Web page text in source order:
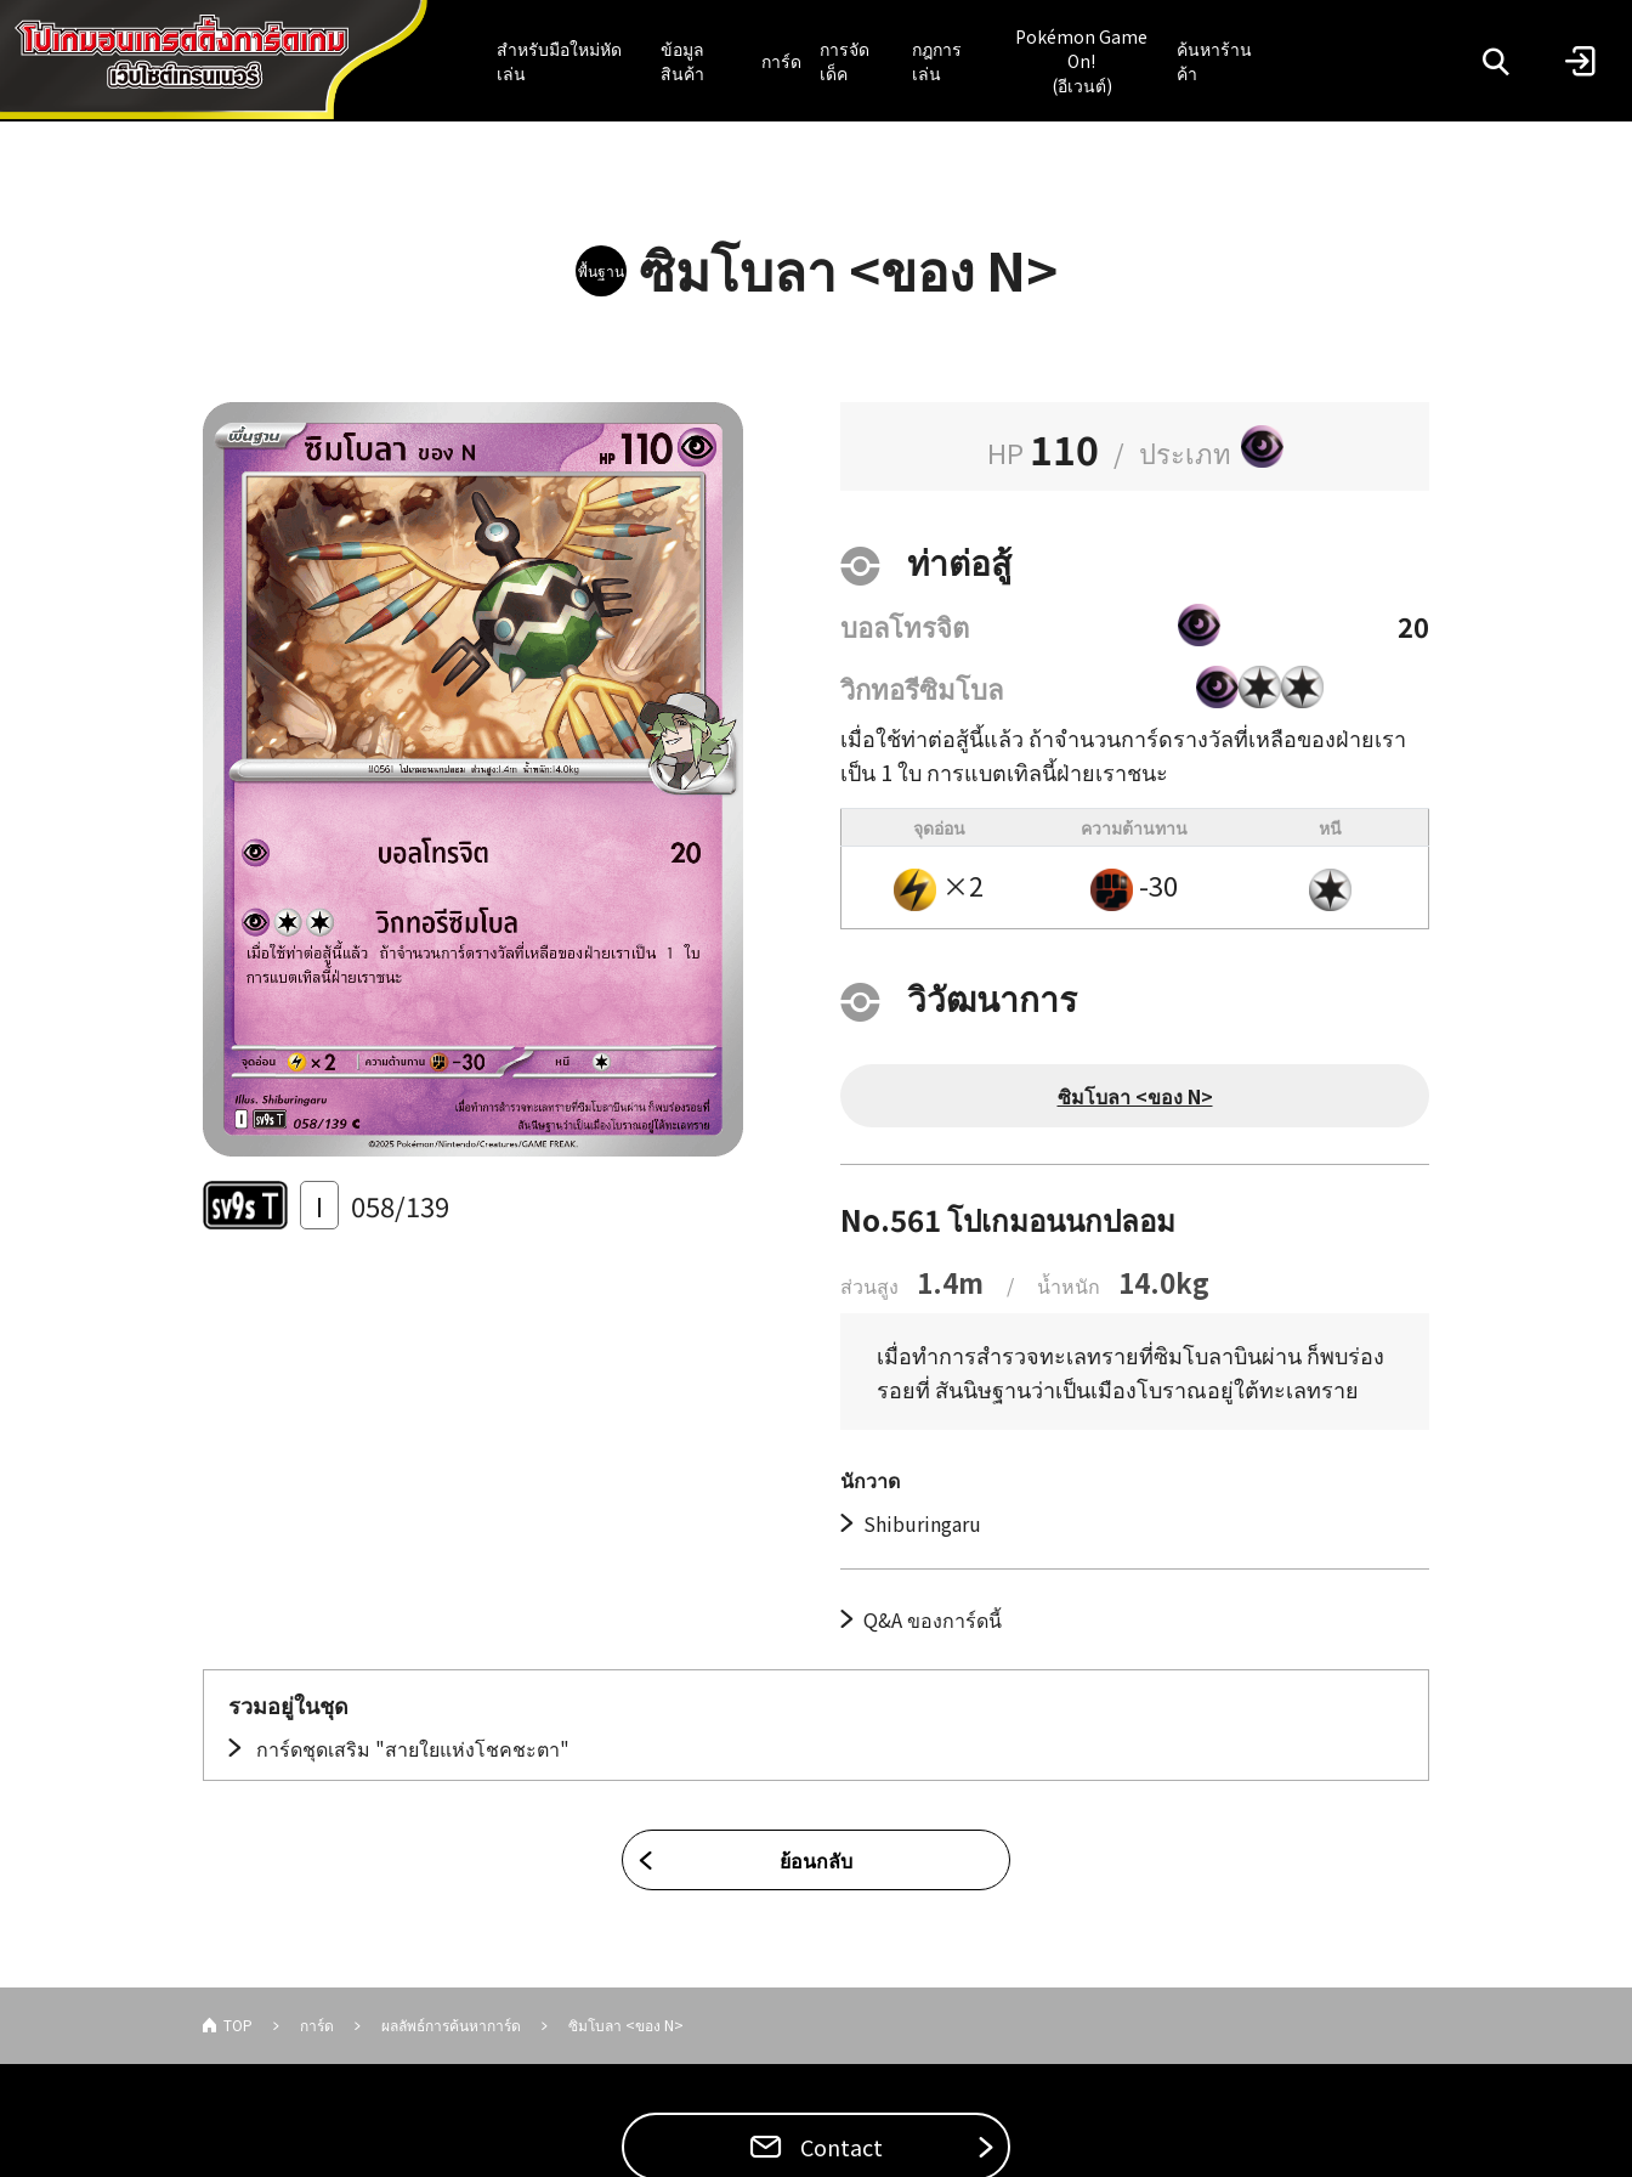
สำหรับมือใหม่หัด
เล่น
ข้อมูล
สินค้า
การ์ด
การจัด
เด็ค
กฎการ
เล่น
Pokémon Game
On!
(อีเวนต์)
ค้นหาร้าน
ค้า
พื้นฐานซิมโบลา <ของ N>
HP 110 / ประเภท
ท่าต่อสู้
บอลโทรจิต
20
วิกทอรีซิมโบล
เมื่อใช้ท่าต่อสู้นี้แล้ว ถ้าจำนวนการ์ดรางวัลที่เหลือของฝ่ายเรา
เป็น 1 ใบ การแบตเทิลนี้ฝ่ายเราชนะ
จุดอ่อน ความต้านทาน หนี
×2 -30
I 058/139
วิวัฒนาการ
ซิมโบลา <ของ N>
No.561 โปเกมอนนกปลอม
ส่วนสูง 1.4m / น้ำหนัก 14.0kg
เมื่อทำการสำรวจทะเลทรายที่ซิมโบลาบินผ่าน ก็พบร่อง
รอยที่ สันนิษฐานว่าเป็นเมืองโบราณอยู่ใต้ทะเลทราย
นักวาด
Shiburingaru
Q&A ของการ์ดนี้
รวมอยู่ในชุด
การ์ดชุดเสริม "สายใยแห่งโชคชะตา"
ย้อนกลับ
TOP การ์ด ผลลัพธ์การค้นหาการ์ด ซิมโบลา <ของ N>
Contact